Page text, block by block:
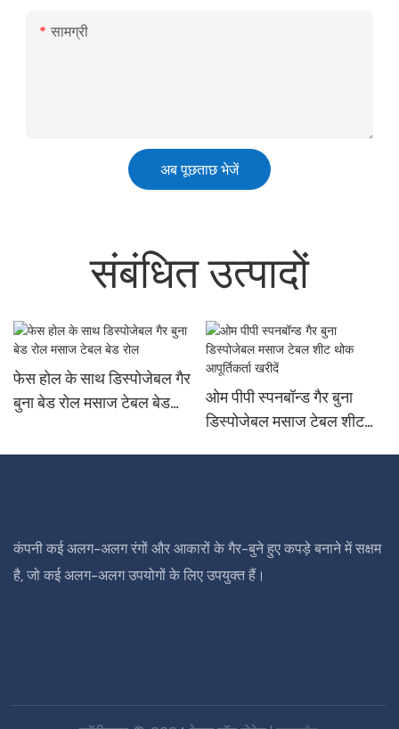
सामग्री
अब पूछताछ भेजें
संबंधित उत्पादों
फेस होल के साथ डिस्पोजेबल गैर
बुना बेड रोल मसाज टेबल बेड
ओम पीपी स्पनबॉन्ड गैर बुना
डिस्पोजेबल मसाज टेबल शीट
कंपनी कई अलग-अलग रंगों और आकारों के गैर-बुने हुए कपड़े बनाने में सक्षम
है, जो कई अलग-अलग उपयोगों के लिए उपयुक्त हैं।